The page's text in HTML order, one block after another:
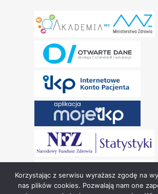
Korzystając z serwisu wyrażasz zgodę na
nas plików cookies. Pozwalają nam one